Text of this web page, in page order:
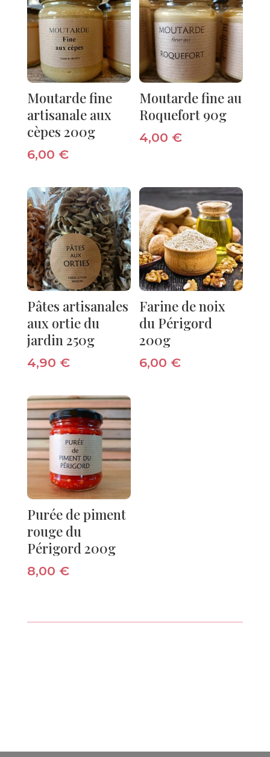
Moutarde fine
artisanale aux
cèpes 200g
6,00 €
Moutarde fine au
Roquefort 90g
4,00 €
Pâtes artisanales
aux ortie du
jardin 250g
4,90 €
Farine de noix
du Périgord
200g
6,00 €
Purée de piment
rouge du
Périgord 200g
8,00 €